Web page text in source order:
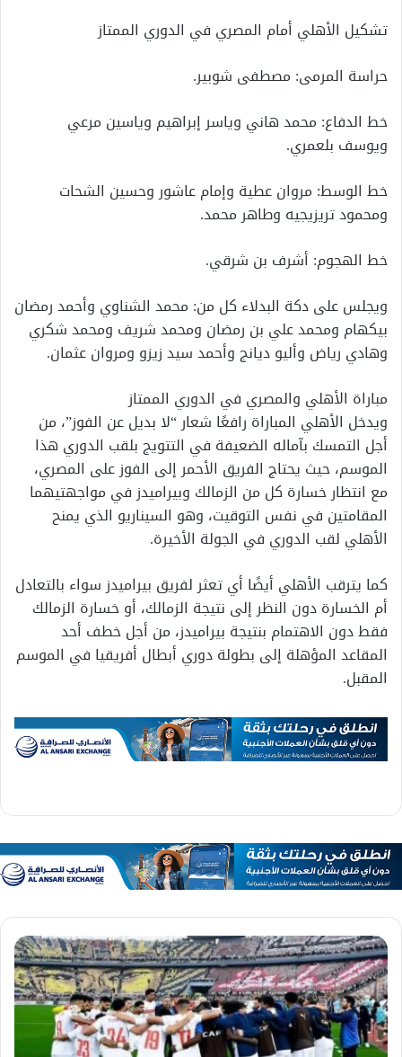
تشكيل الأهلي أمام المصري في الدوري الممتاز
حراسة المرمى: مصطفى شوبير.
خط الدفاع: محمد هاني وياسر إبراهيم وياسين مرعي
ويوسف بلعمري.
خط الوسط: مروان عطية وإمام عاشور وحسين الشحات
ومحمود تريزيجيه وطاهر محمد.
خط الهجوم: أشرف بن شرقي.
ويجلس على دكة البدلاء كل من: محمد الشناوي وأحمد رمضان
بيكهام ومحمد علي بن رمضان ومحمد شريف ومحمد شكري
وهادي رياض وأليو ديانج وأحمد سيد زيزو ومروان عثمان.
مباراة الأهلي والمصري في الدوري الممتاز
ويدخل الأهلي المباراة رافعًا شعار “لا بديل عن الفوز”، من
أجل التمسك بآماله الضعيفة في التتويج بلقب الدوري هذا
الموسم، حيث يحتاج الفريق الأحمر إلى الفوز على المصري،
مع انتظار خسارة كل من الزمالك وبيراميدز في مواجهتيهما
المقامتين في نفس التوقيت، وهو السيناريو الذي يمنح
الأهلي لقب الدوري في الجولة الأخيرة.
كما يترقب الأهلي أيضًا أي تعثر لفريق بيراميدز سواء بالتعادل
أم الخسارة دون النظر إلى نتيجة الزمالك، أو خسارة الزمالك
فقط دون الاهتمام بنتيجة بيراميدز، من أجل خطف أحد
المقاعد المؤهلة إلى بطولة دوري أبطال أفريقيا في الموسم
المقبل.